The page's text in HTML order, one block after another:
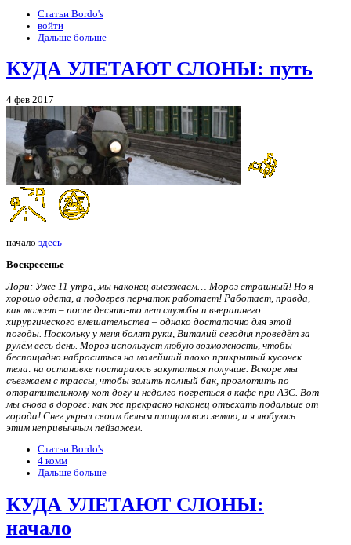
Статьи Bordo's
войти
Дальше больше
КУДА УЛЕТАЮТ СЛОНЫ: путь
4 фев 2017
начало здесь
Воскресенье
Лори: Уже 11 утра, мы наконец выезжаем… Мороз страшный! Но я
хорошо одета, а подогрев перчаток работает! Работает, правда,
как может – после десяти-то лет службы и вчерашнего
хирургического вмешательства – однако достаточно для этой
погоды. Поскольку у меня болят руки, Виталий сегодня проведёт за
рулём весь день. Мороз использует любую возможность, чтобы
беспощадно наброситься на малейший плохо прикрытый кусочек
тела: на остановке постараюсь закутаться получше. Вскоре мы
съезжаем с трассы, чтобы залить полный бак, проглотить по
отвратительному хот-догу и недолго погреться в кафе при АЗС. Вот
мы снова в дороге: как же прекрасно наконец отъехать подальше от
города! Снег укрыл своим белым плащом всю землю, и я любуюсь
этим непривычным пейзажем.
Статьи Bordo's
4 комм
Дальше больше
КУДА УЛЕТАЮТ СЛОНЫ:
начало